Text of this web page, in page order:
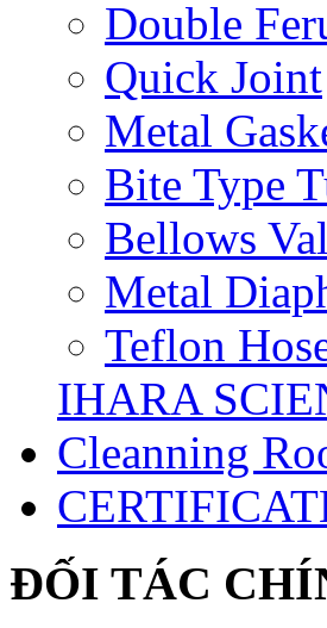
Double
Quick Joint
Metal
Bite Type
Bellows
Metal
Teflon
IHARA
Cleanning
ĐỐI TÁC